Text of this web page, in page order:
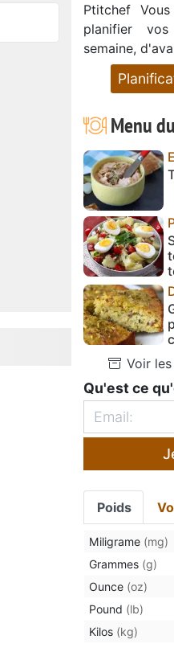
Ptitchef
planifier
semaine,
Menu
Voir
Qu'est ce
Poids
Miligrame (mg)
Grammes (g)
Ounce (oz)
Pound (lb)
Kilos (kg)